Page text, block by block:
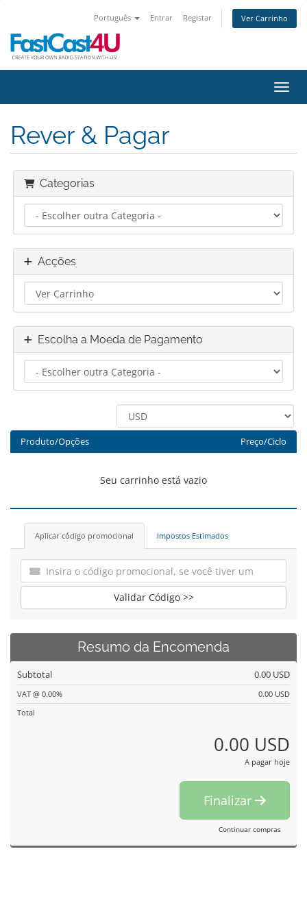
Português Entrar Registar Ver Carrinho
Rever & Pagar
Categorias
Acções
Escolha a Moeda de Pagamento
Produto/Opções Preço/Ciclo
Seu carrinho está vazio
Aplicar código promocional Impostos Estimados
Validar Código >>
Resumo da Encomenda
Subtotal 0.00 USD
VAT @ 0.00%
0.00 USD
Total
0.00 USD
A pagar hoje
Finalizar
Continuar compras